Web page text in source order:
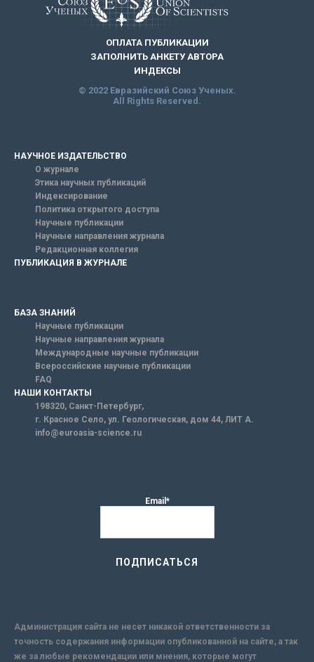
ОПЛАТА ПУБЛИКАЦИИ
ЗАПОЛНИТЬ АНКЕТУ АВТОРА
ИНДЕКСЫ
© 2022 Евразийский Союз Ученых.
All Rights Reserved.
НАУЧНОЕ ИЗДАТЕЛЬСТВО
О журнале
Этика научных публикаций
Индексирование
Политика открытого доступа
Научные публикации
Научные направления журнала
Редакционная коллегия
ПУБЛИКАЦИЯ В ЖУРНАЛЕ
БАЗА ЗНАНИЙ
Научные публикации
Научные направления журнала
Международные научные публикации
Всероссийские научные публикации
FAQ
НАШИ КОНТАКТЫ
198320, Санкт-Петербург,
г. Красное Село, ул. Геологическая, дом 44, ЛИТ А.
info@euroasia-science.ru
Email*
Администрация сайта не несет никакой ответственности за
точность содержания информации опубликованной на сайте, а так
же за любые рекомендации или мнения, которые могут